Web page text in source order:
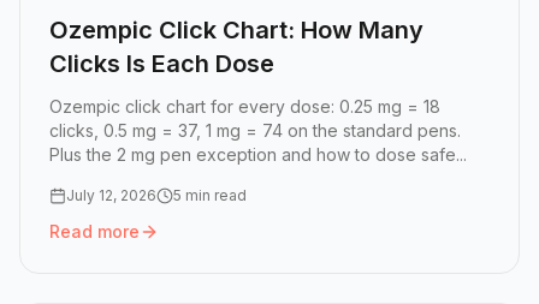
Ozempic Click Chart: How Many
Clicks Is Each Dose
Ozempic click chart for every dose: 0.25 mg = 18
clicks, 0.5 mg = 37, 1 mg = 74 on the standard pens.
Plus the 2 mg pen exception and how to dose safe...
July 12, 2026 5 min read
Read more
Read more: Ozempic Click Chart: How Many Clicks Is